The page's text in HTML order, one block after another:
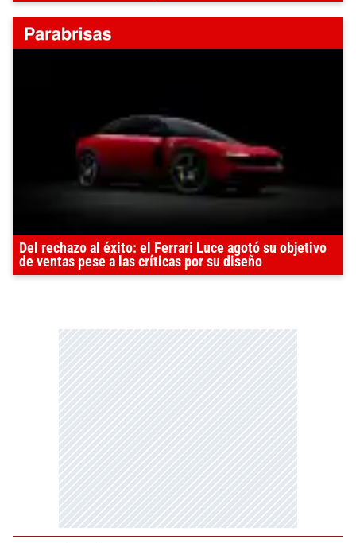
Del rechazo al éxito: el Ferrari Luce agotó su objetivo
de ventas pese a las críticas por su diseño